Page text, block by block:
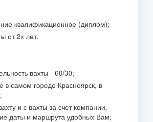
квалификационное (диплом);
от 2х лет.
вахты - 60/30;
в самом городе Красноярск, в
и с вахты за счет компании,
даты и маршрута удобных Вам;